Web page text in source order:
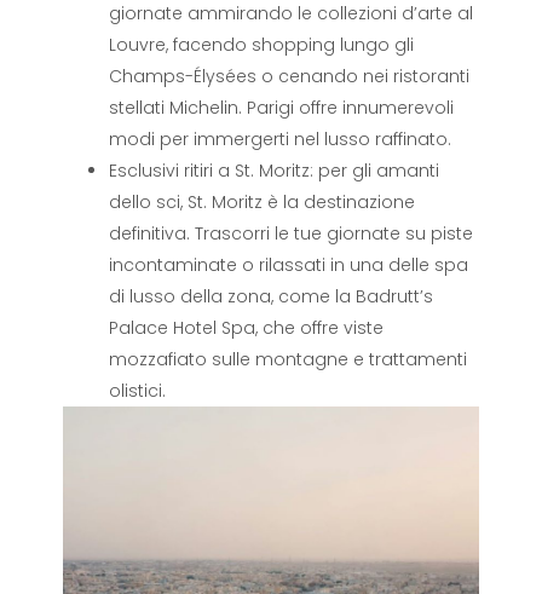
giornate ammirando le collezioni d’arte al
Louvre, facendo shopping lungo gli
Champs-Élysées o cenando nei ristoranti
stellati Michelin. Parigi offre innumerevoli
modi per immergerti nel lusso raffinato.
Esclusivi ritiri a St. Moritz: per gli amanti
dello sci, St. Moritz è la destinazione
definitiva. Trascorri le tue giornate su piste
incontaminate o rilassati in una delle spa
di lusso della zona, come la Badrutt’s
Palace Hotel Spa, che offre viste
mozzafiato sulle montagne e trattamenti
olistici.